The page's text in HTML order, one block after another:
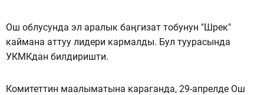
Ош облусунда эл аралык баңгизат тобунун "Шрек"
каймана аттуу лидери кармалды. Бул туурасында
УКМКдан билдиришти.
Комитеттин маалыматына караганда, 29-апрелде Ош